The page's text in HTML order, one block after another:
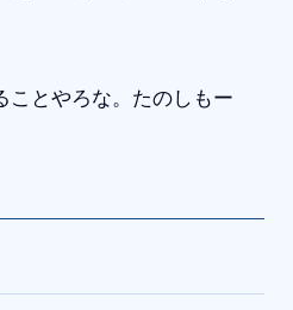
ことやろな。たのしもー